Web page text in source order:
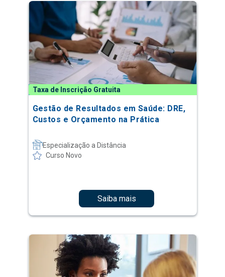
Taxa de Inscrição Gratuita
Gestão de Resultados em Saúde: DRE,
Custos e Orçamento na Prática
Especialização a Distância
Curso Novo
Saiba mais